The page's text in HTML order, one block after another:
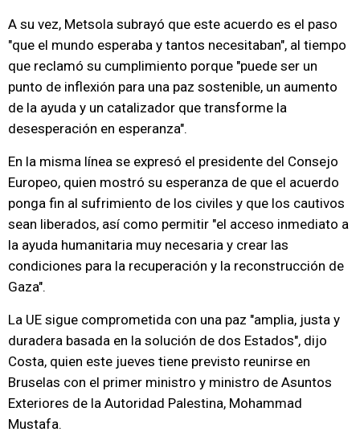
A su vez, Metsola subrayó que este acuerdo es el paso
"que el mundo esperaba y tantos necesitaban", al tiempo
que reclamó su cumplimiento porque "puede ser un
punto de inflexión para una paz sostenible, un aumento
de la ayuda y un catalizador que transforme la
desesperación en esperanza".
En la misma línea se expresó el presidente del Consejo
Europeo, quien mostró su esperanza de que el acuerdo
ponga fin al sufrimiento de los civiles y que los cautivos
sean liberados, así como permitir "el acceso inmediato a
la ayuda humanitaria muy necesaria y crear las
condiciones para la recuperación y la reconstrucción de
Gaza".
La UE sigue comprometida con una paz "amplia, justa y
duradera basada en la solución de dos Estados", dijo
Costa, quien este jueves tiene previsto reunirse en
Bruselas con el primer ministro y ministro de Asuntos
Exteriores de la Autoridad Palestina, Mohammad
Mustafa.